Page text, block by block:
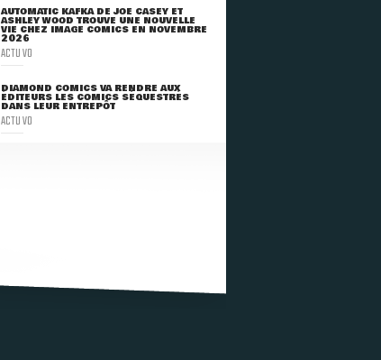
AUTOMATIC KAFKA DE JOE CASEY ET
ASHLEY WOOD TROUVE UNE NOUVELLE
VIE CHEZ IMAGE COMICS EN NOVEMBRE
2026
ACTU VO
DIAMOND COMICS VA RENDRE AUX
ÉDITEURS LES COMICS SÉQUESTRÉS
DANS LEUR ENTREPÔT
ACTU VO